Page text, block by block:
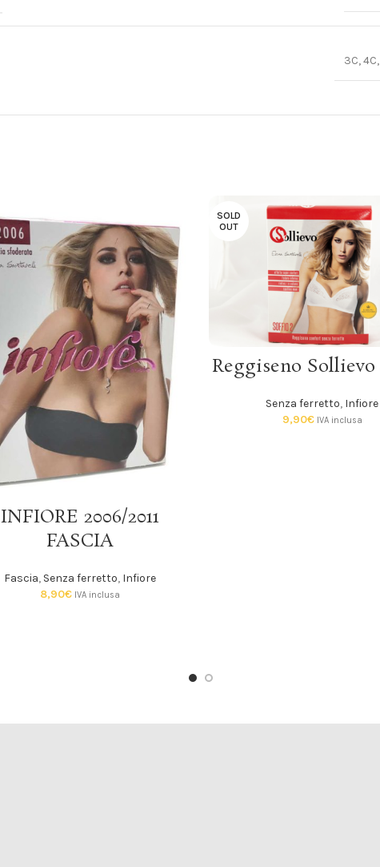
3C,
INFIORE 2006/2011
FASCIA
Fascia, Senza ferretto, Infiore
8,90€ IVA inclusa
SOLD
OUT
SCEGLI
Reggiseno
Senza ferretto, Infiore
9,90€ IVA inclusa